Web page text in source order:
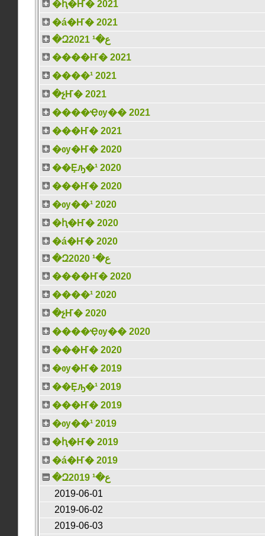
�ԧ�Ҥ� 2021
�á�Ҥ� 2021
�Զع�¹ 2021
����Ҥ� 2021
����¹ 2021
�չҤ� 2021
����Ҿѹ�� 2021
���Ҥ� 2021
�ѹ�Ҥ� 2020
��Ȩԡ�¹ 2020
���Ҥ� 2020
�ѹ��¹ 2020
�ԧ�Ҥ� 2020
�á�Ҥ� 2020
�Զع�¹ 2020
����Ҥ� 2020
����¹ 2020
�չҤ� 2020
����Ҿѹ�� 2020
���Ҥ� 2020
�ѹ�Ҥ� 2019
��Ȩԡ�¹ 2019
���Ҥ� 2019
�ѹ��¹ 2019
�ԧ�Ҥ� 2019
�á�Ҥ� 2019
�Զع�¹ 2019
2019-06-01
2019-06-02
2019-06-03